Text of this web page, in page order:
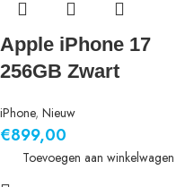
Apple iPhone 17
256GB Zwart
iPhone, Nieuw
€899,00
Toevoegen aan winkelwagen